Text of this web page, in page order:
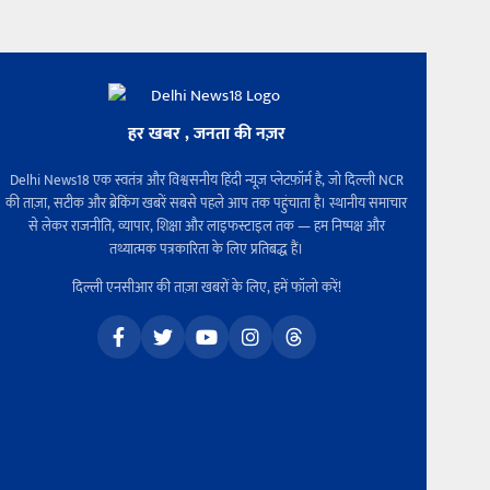
हर खबर , जनता की नज़र
Delhi News18 एक स्वतंत्र और विश्वसनीय हिंदी न्यूज़ प्लेटफ़ॉर्म है, जो दिल्ली NCR
की ताज़ा, सटीक और ब्रेकिंग खबरें सबसे पहले आप तक पहुंचाता है। स्थानीय समाचार
से लेकर राजनीति, व्यापार, शिक्षा और लाइफस्टाइल तक — हम निष्पक्ष और
तथ्यात्मक पत्रकारिता के लिए प्रतिबद्ध हैं।
दिल्ली एनसीआर की ताज़ा खबरों के लिए, हमें फॉलो करें!